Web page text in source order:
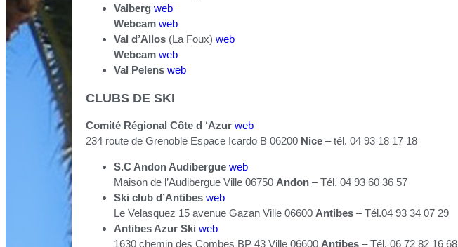
Valberg web
Webcam web
Val d’Allos (La Foux) web
Webcam web
Val Pelens web
CLUBS DE SKI
Comité Régional Côte d ‘Azur web
234 route de Grenoble Espace Icardo B 06200 Nice – tél. 04 93 18 17 18
S.C Andon Audibergue web
Maison de l’Audibergue Ville 06750 Andon – Tél. 04 93 60 36 57
Ski club d’Antibes web
Le Velasquez 15 avenue Gazan Ville 06600 Antibes – Tél.04 93 34 07 29
Antibes Azur Ski web
1630 chemin des Combes BP 43 Ville 06600 Antibes – Tél. 06 72 82 16 68